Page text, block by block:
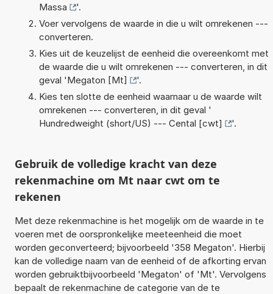
Massa
'.
Voer vervolgens de waarde in die u wilt omrekenen ---
converteren.
Kies uit de keuzelijst de eenheid die overeenkomt met
de waarde die u wilt omrekenen --- converteren, in dit
geval 'Megaton [Mt]
'.
Kies ten slotte de eenheid waarnaar u de waarde wilt
omrekenen --- converteren, in dit geval '
Hundredweight (short/US) --- Cental [cwt]
'.
Gebruik de volledige kracht van deze
rekenmachine om Mt naar cwt om te
rekenen
Met deze rekenmachine is het mogelijk om de waarde in te
voeren met de oorspronkelijke meeteenheid die moet
worden geconverteerd; bijvoorbeeld '358 Megaton'. Hierbij
kan de volledige naam van de eenheid of de afkorting ervan
worden gebruiktbijvoorbeeld 'Megaton' of 'Mt'. Vervolgens
bepaalt de rekenmachine de categorie van de te